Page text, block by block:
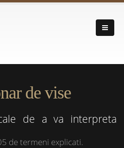
de vise
de a va interpreta
de termeni explicati.